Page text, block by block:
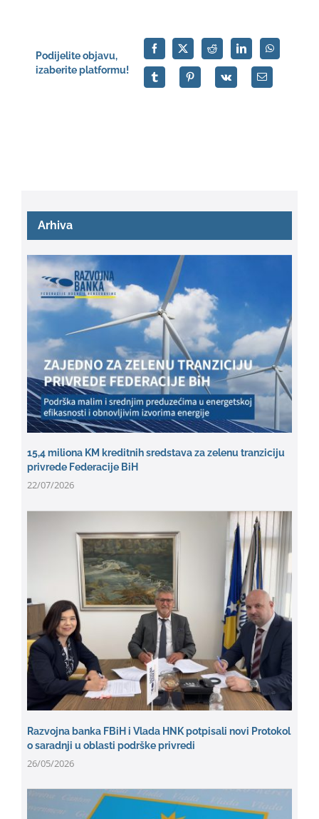
Podijelite objavu,
izaberite platformu!
Arhiva
15,4 miliona KM kreditnih sredstava za zelenu tranziciju
privrede Federacije BiH
22/07/2026
Razvojna banka FBiH i Vlada HNK potpisali novi Protokol
o saradnji u oblasti podrške privredi
26/05/2026